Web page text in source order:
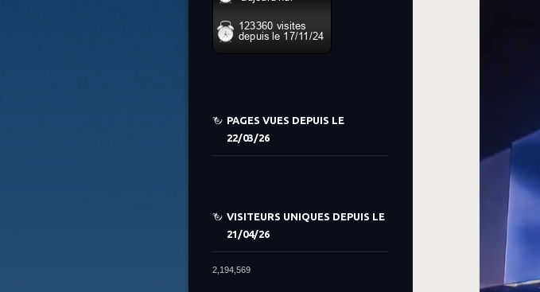
PAGES VUES DEPUIS LE
22/03/26
VISITEURS UNIQUES DEPUIS LE
21/04/26
2,194,569